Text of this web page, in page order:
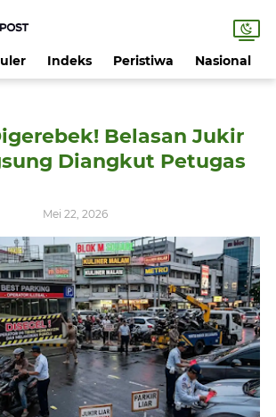
Indeks Peristiwa Nasional
Belasan Jukir
Diangkut Petugas
Mei 22, 2026